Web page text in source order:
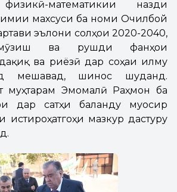
математикии назди
махсуси ба номи Очилбой
эълони солҳои 2020-2040,
ва рушди фанҳои
ва риёзӣ дар соҳаи илму
мешавад, шинос шуданд.
муҳтарам Эмомалӣ Раҳмон ба
дар сатҳи баланду муосир
истироҳатгоҳи мазкур дастуру